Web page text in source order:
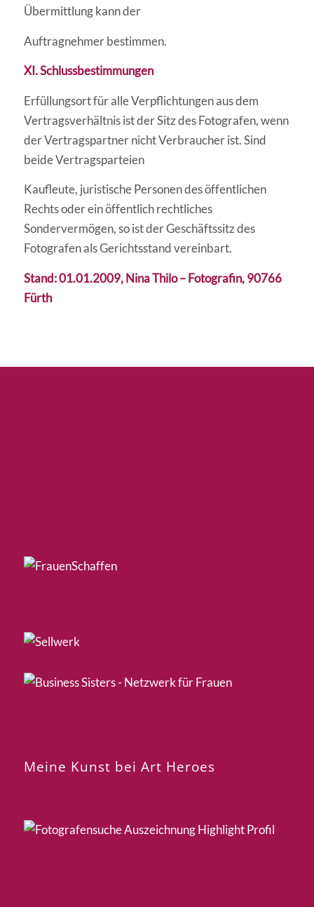
Übermittlung kann der
Auftragnehmer bestimmen.
XI. Schlussbestimmungen
Erfüllungsort für alle Verpflichtungen aus dem
Vertragsverhältnis ist der Sitz des Fotografen, wenn
der Vertragspartner nicht Verbraucher ist. Sind
beide Vertragsparteien
Kaufleute, juristische Personen des öffentlichen
Rechts oder ein öffentlich rechtliches
Sondervermögen, so ist der Geschäftssitz des
Fotografen als Gerichtsstand vereinbart.
Stand: 01.01.2009, Nina Thilo – Fotografin, 90766
Fürth
Meine Kunst bei Art Heroes